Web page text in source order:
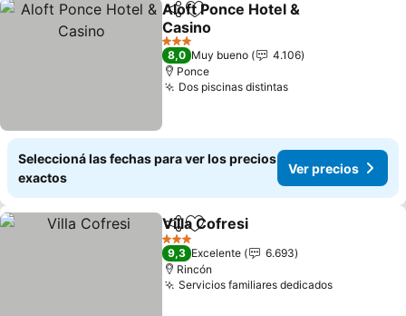
CompartirAñadir a favoritos
Aloft Ponce Hotel &
Casino
3 Estrellas
8,0 Muy bueno
4.106
Ponce
Dos piscinas distintas
Seleccioná las fechas para ver los precios
exactos
Ver precios
CompartirAñadir a favoritos
Villa Cofresi
3 Estrellas
9,3 Excelente
6.693
Rincón
Servicios familiares dedicados